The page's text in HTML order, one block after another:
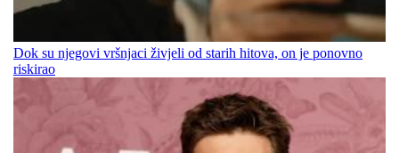
Dok su njegovi vršnjaci živjeli od starih hitova, on je ponovno
riskirao